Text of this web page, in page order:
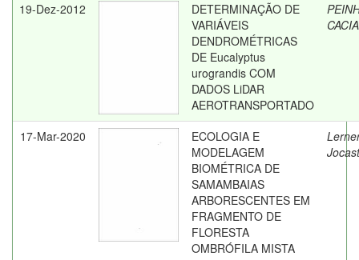
19-Dez-2012
DETERMINAÇÃO DE
VARIÁVEIS
DENDROMÉTRICAS
DE Eucalyptus
urograndis COM
DADOS LiDAR
AEROTRANSPORTADO
17-Mar-2020
ECOLOGIA E
MODELAGEM
BIOMÉTRICA DE
SAMAMBAIAS
ARBORESCENTES EM
FRAGMENTO DE
FLORESTA
OMBRÓFILA MISTA